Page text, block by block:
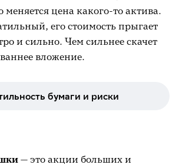
меняется цена какого-то актива.
его стоимость прыгает
и сильно. Чем сильнее скачет
вложение.
бумаги и риски
— это акции больших и